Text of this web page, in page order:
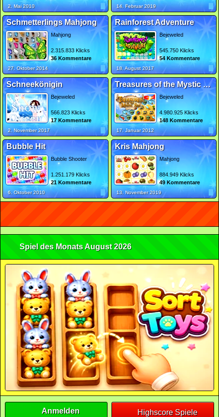
2. Mai 2010 14. Februar 2019
Schmetterlings Mahjong
Mahjong
2.315.833 Klicks
36 Kommentare
27. Oktober 2014
Rainforest Adventure
Bejeweled
545.750 Klicks
54 Kommentare
18. August 2017
Schneekönigin
Bejeweled
566.823 Klicks
17 Kommentare
2. November 2017
Treasures of the Mystic Sea
Bejeweled
4.980.925 Klicks
148 Kommentare
17. Januar 2012
Bubble Hit
Bubble Shooter
1.251.179 Klicks
21 Kommentare
6. Oktober 2010
Kris Mahjong
Mahjong
884.949 Klicks
49 Kommentare
13. November 2019
Spiel des Monats August 2026
Anmelden Highscore Spiele